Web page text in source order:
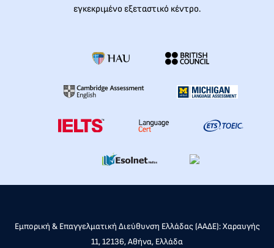
εγκεκριμένο εξεταστικό κέντρο.
Εμπορική & Επαγγελματική Διεύθυνση Ελλάδας (ΑΑΔΕ): Χαραυγής
11, 12136, Αθήνα, Ελλάδα